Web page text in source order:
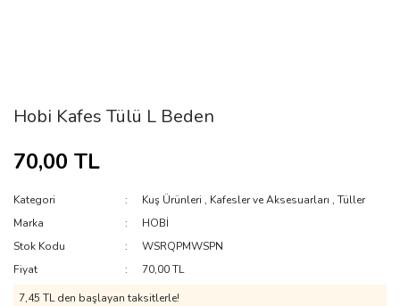
Hobi Kafes Tülü L Beden
70,00 TL
Kategori Kuş Ürünleri , Kafesler ve Aksesuarları ,Tüller
Marka
HOBİ
Stok Kodu
WSRQPMWSPN
Fiyat
70,00 TL
7,45 TL den başlayan taksitlerle!